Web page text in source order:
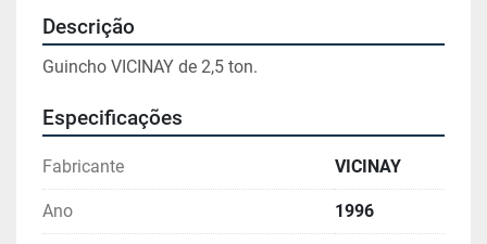
Descrição
Guincho VICINAY de 2,5 ton.
Especificações
Fabricante VICINAY
Ano 1996